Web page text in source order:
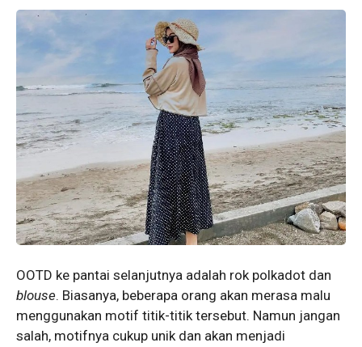
OOTD ke pantai selanjutnya adalah rok polkadot dan
blouse. Biasanya, beberapa orang akan merasa malu
menggunakan motif titik-titik tersebut. Namun jangan
salah, motifnya cukup unik dan akan menjadi